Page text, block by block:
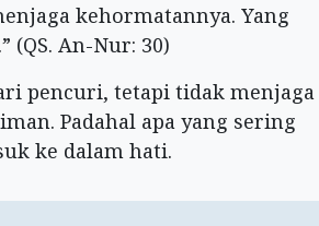
kehormatannya. Yang
An-Nur: 30)
pencuri, tetapi tidak menjaga
Padahal apa yang sering
ke dalam hati.